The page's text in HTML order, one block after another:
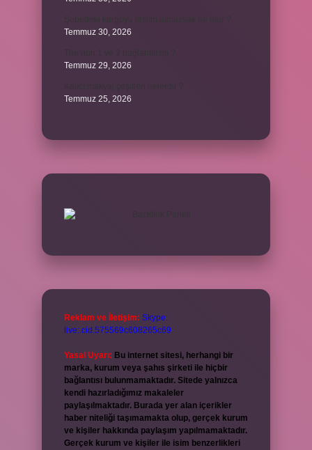
Temmuz 30, 2026
Temmuz 29, 2026
Temmuz 25, 2026
Reklam ve İletişim: Skype:
live:.cid.575569c608265c69
Yasal Uyarı: Bu internet sitesi, herhangi bir
marka, kurum veya şahıs şirketi ile hiçbir
bağlantısı bulunmamaktadır. Sitede yalnızca
kendi hazırladığımız makaleler
paylaşılmaktadır. Burada yer alan içerikler
haber niteliği taşımamakta olup, gerçek kurum
ve kişiler hakkında paylaşım yapılmamaktadır.
Gerçek kurum ve kişiler ile isim benzerlikleri